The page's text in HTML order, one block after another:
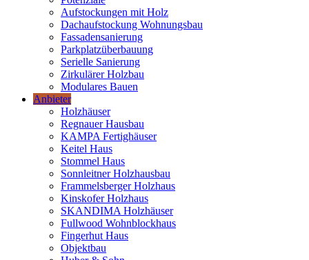
Aufstockungen mit Holz
Dachaufstockung Wohnungsbau
Fassadensanierung
Parkplatzüberbauung
Serielle Sanierung
Zirkulärer Holzbau
Modulares Bauen
Anbieter
Holzhäuser
Regnauer Hausbau
KAMPA Fertighäuser
Keitel Haus
Stommel Haus
Sonnleitner Holzhausbau
Frammelsberger Holzhaus
Kinskofer Holzhaus
SKANDIMA Holzhäuser
Fullwood Wohnblockhaus
Fingerhut Haus
Objektbau